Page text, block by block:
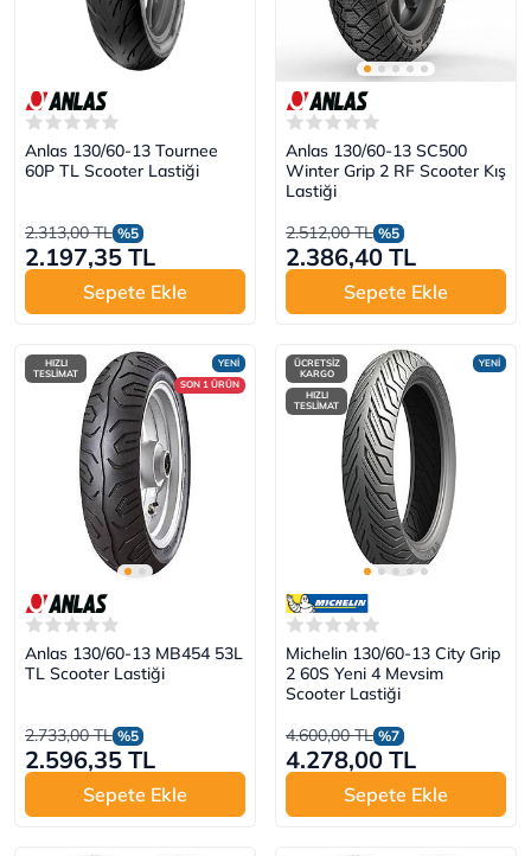
Anlas 130/60-13 Tournee
60P TL Scooter Lastiği
2.313,00 TL %5
2.197,35 TL
Sepete Ekle
Anlas 130/60-13 SC500
Winter Grip 2 RF Scooter Kış
Lastiği
2.512,00 TL %5
2.386,40 TL
Sepete Ekle
YENİ
SON 1 ÜRÜN
HIZLI
TESLİMAT
Anlas 130/60-13 MB454 53L
TL Scooter Lastiği
2.733,00 TL %5
2.596,35 TL
Sepete Ekle
YENİ
ÜCRETSİZ
KARGO
HIZLI
TESLİMAT
Michelin 130/60-13 City Grip
2 60S Yeni 4 Mevsim
Scooter Lastiği
4.600,00 TL %7
4.278,00 TL
Sepete Ekle